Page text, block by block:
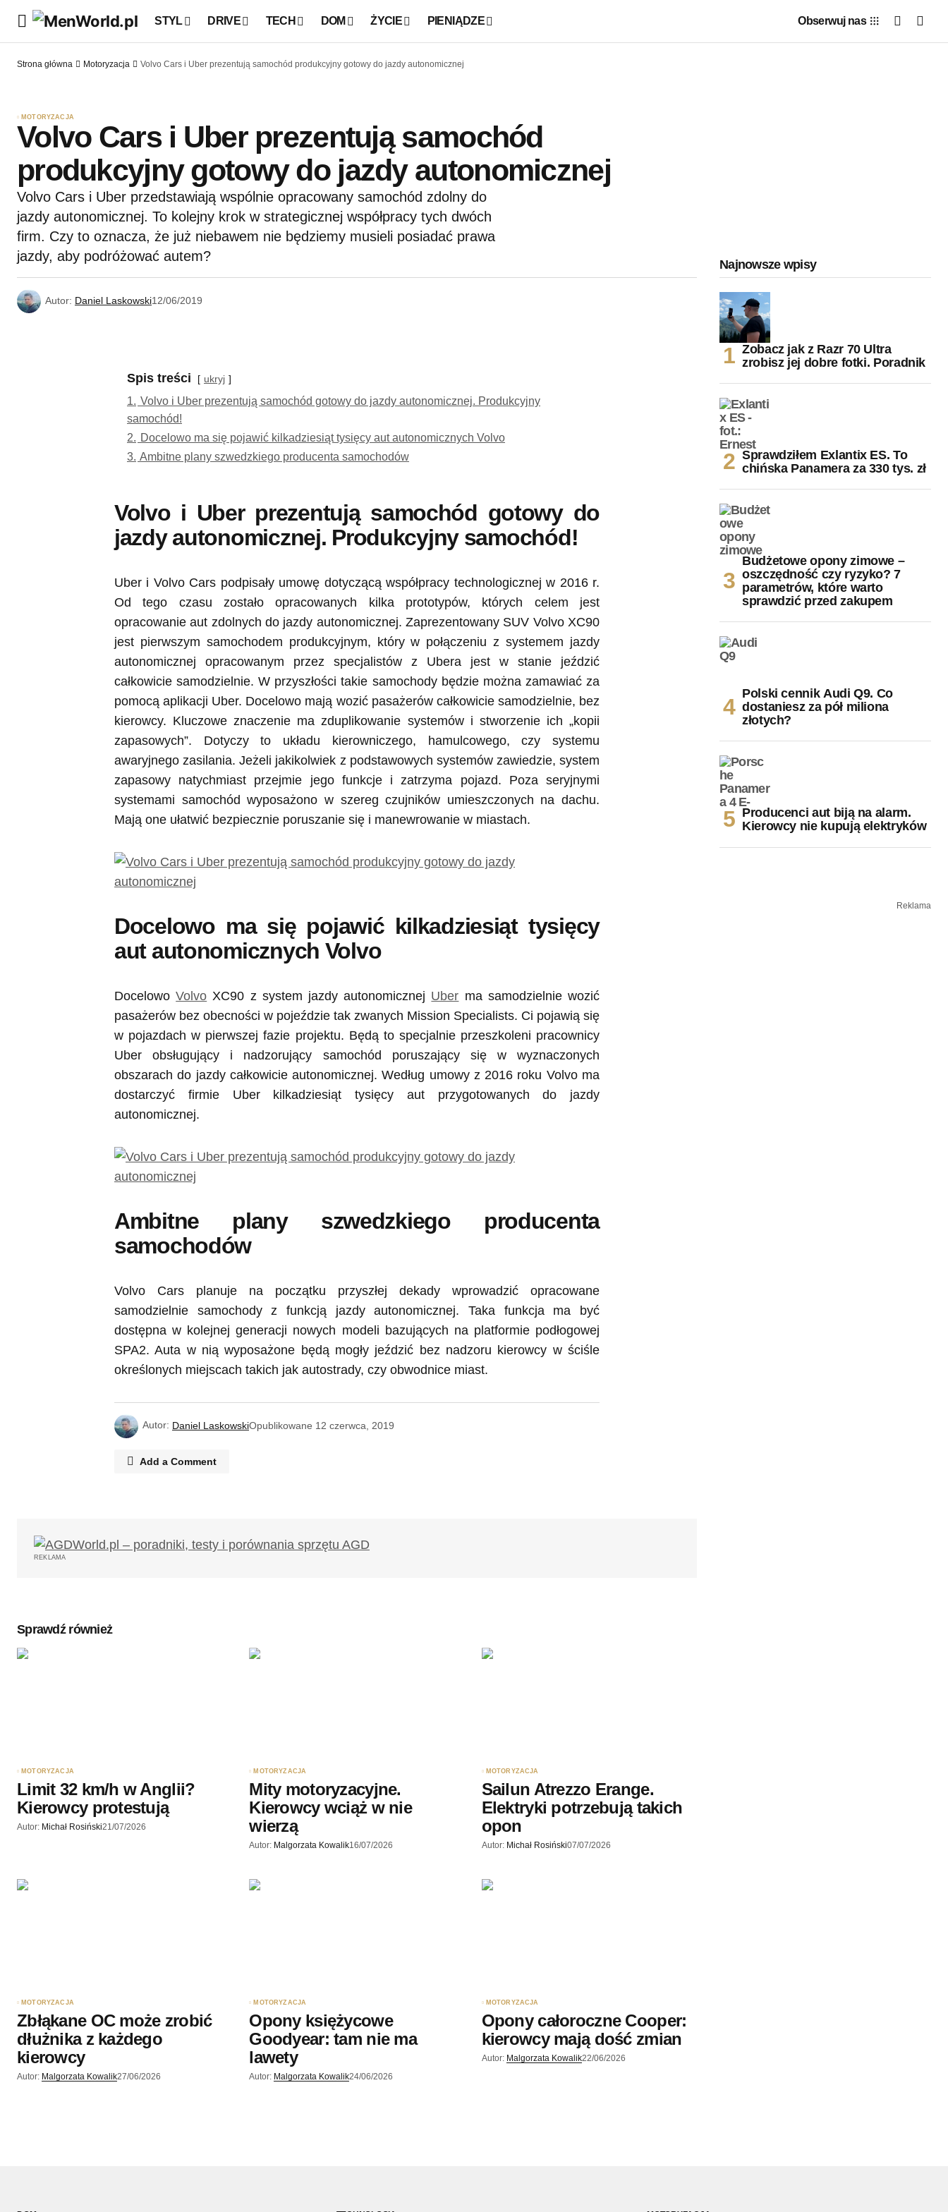
STYL DRIVE TECH DOM ŻYCIE PIENIĄDZE Obserwuj nas
Strona główna Motoryzacja Volvo Cars i Uber prezentują samochód produkcyjny gotowy do jazdy autonomicznej
MOTORYZACJA
Volvo Cars i Uber prezentują samochód
produkcyjny gotowy do jazdy autonomicznej
Volvo Cars i Uber przedstawiają wspólnie opracowany samochód zdolny do
jazdy autonomicznej. To kolejny krok w strategicznej współpracy tych dwóch
firm. Czy to oznacza, że już niebawem nie będziemy musieli posiadać prawa
jazdy, aby podróżować autem?
Autor: Daniel Laskowski12/06/2019
Spis treści ukryj
1. Volvo i Uber prezentują samochód gotowy do jazdy autonomicznej. Produkcyjny
samochód!
2. Docelowo ma się pojawić kilkadziesiąt tysięcy aut autonomicznych Volvo
3. Ambitne plany szwedzkiego producenta samochodów
Volvo i Uber prezentują samochód gotowy do
jazdy autonomicznej. Produkcyjny samochód!
Uber i Volvo Cars podpisały umowę dotyczącą współpracy technologicznej w 2016 r.
Od tego czasu zostało opracowanych kilka prototypów, których celem jest
opracowanie aut zdolnych do jazdy autonomicznej. Zaprezentowany SUV Volvo XC90
jest pierwszym samochodem produkcyjnym, który w połączeniu z systemem jazdy
autonomicznej opracowanym przez specjalistów z Ubera jest w stanie jeździć
całkowicie samodzielnie. W przyszłości takie samochody będzie można zamawiać za
pomocą aplikacji Uber. Docelowo mają wozić pasażerów całkowicie samodzielnie, bez
kierowcy. Kluczowe znaczenie ma zduplikowanie systemów i stworzenie ich „kopii
zapasowych”. Dotyczy to układu kierowniczego, hamulcowego, czy systemu
awaryjnego zasilania. Jeżeli jakikolwiek z podstawowych systemów zawiedzie, system
zapasowy natychmiast przejmie jego funkcje i zatrzyma pojazd. Poza seryjnymi
systemami samochód wyposażono w szereg czujników umieszczonych na dachu.
Mają one ułatwić bezpiecznie poruszanie się i manewrowanie w miastach.
Docelowo ma się pojawić kilkadziesiąt tysięcy
aut autonomicznych Volvo
DocelowoVolvo XC90 z system jazdy autonomicznej Uber ma samodzielnie wozić
pasażerów bez obecności w pojeździe tak zwanych Mission Specialists. Ci pojawią się
w pojazdach w pierwszej fazie projektu. Będą to specjalnie przeszkoleni pracownicy
Uber obsługujący i nadzorujący samochód poruszający się w wyznaczonych
obszarach do jazdy całkowicie autonomicznej. Według umowy z 2016 roku Volvo ma
dostarczyć firmie Uber kilkadziesiąt tysięcy aut przygotowanych do jazdy
autonomicznej.
Ambitne plany szwedzkiego producenta
samochodów
Volvo Cars planuje na początku przyszłej dekady wprowadzić opracowane
samodzielnie samochody z funkcją jazdy autonomicznej. Taka funkcja ma być
dostępna w kolejnej generacji nowych modeli bazujących na platformie podłogowej
SPA2. Auta w nią wyposażone będą mogły jeździć bez nadzoru kierowcy w ściśle
określonych miejscach takich jak autostrady, czy obwodnice miast.
Autor: Daniel LaskowskiOpublikowane 12 czerwca, 2019
Add a Comment
REKLAMA
Sprawdź również
MOTORYZACJA
Limit 32 km/h w Anglii?
Kierowcy protestują
Autor: Michał Rosiński21/07/2026
MOTORYZACJA
Mity motoryzacyjne.
Kierowcy wciąż w nie
wierzą
Autor: Malgorzata Kowalik16/07/2026
MOTORYZACJA
Sailun Atrezzo Erange.
Elektryki potrzebują takich
opon
Autor: Michał Rosiński07/07/2026
MOTORYZACJA
Zbłąkane OC może zrobić
dłużnika z każdego
kierowcy
Autor: Malgorzata Kowalik27/06/2026
MOTORYZACJA
Opony księżycowe
Goodyear: tam nie ma
lawety
Autor: Malgorzata Kowalik24/06/2026
MOTORYZACJA
Opony całoroczne Cooper:
kierowcy mają dość zmian
Autor: Malgorzata Kowalik22/06/2026
Najnowsze wpisy
Zobacz jak z Razr 70 Ultra
zrobisz jej dobre fotki. Poradnik
Sprawdziłem Exlantix ES. To
chińska Panamera za 330 tys. zł
Budżetowe opony zimowe –
oszczędność czy ryzyko? 7
parametrów, które warto
sprawdzić przed zakupem
Polski cennik Audi Q9. Co
dostaniesz za pół miliona
złotych?
Producenci aut biją na alarm.
Kierowcy nie kupują elektryków
Reklama